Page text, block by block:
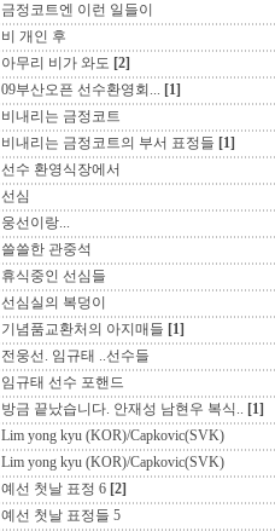
금정코트엔 이런 일들이
비 개인 후
아무리 비가 와도 [2]
09부산오픈 선수환영회... [1]
비내리는 금정코트
비내리는 금정코트의 부서 표정들 [1]
선수 환영식장에서
선심
웅선이랑...
쓸쓸한 관중석
휴식중인 선심들
선심실의 복덩이
기념품교환처의 아지매들 [1]
전웅선. 임규태 ..선수들
임규태 선수 포핸드
방금 끝났습니다. 안재성 남현우 복식.. [1]
Lim yong kyu (KOR)/Capkovic(SVK)
Lim yong kyu (KOR)/Capkovic(SVK)
예선 첫날 표정 6 [2]
예선 첫날 표정들 5